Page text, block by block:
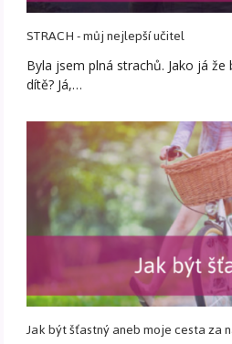
STRACH - můj nejlepší učitel
Byla jsem plná strachů. Jako já
dítě? Já,…
Jak být šťastný aneb moje cesta za